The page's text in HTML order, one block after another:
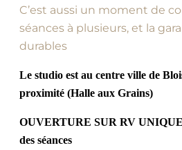
C’est aussi un moment de
séances à plusieurs, et la
durables
Le studio est au centre ville de
proximité (Halle aux Grains)
OUVERTURE SUR RV
des séances